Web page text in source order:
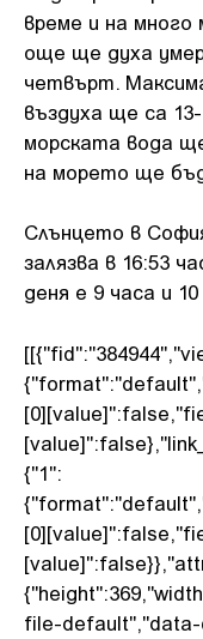
време и на
още ще духа
четвърт.
въздуха ще са
морската вода
на морето ще
Слънцето в
залязва в 16:53
деня е 9 часа и
{"1":
file-default","data-